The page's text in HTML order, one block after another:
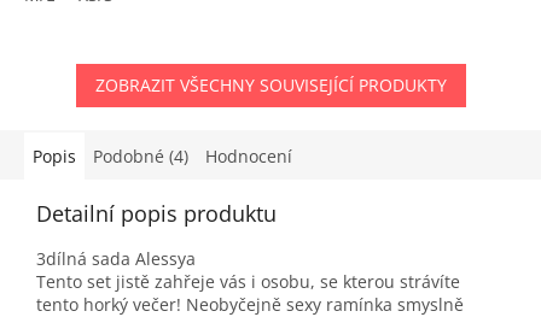
ZOBRAZIT VŠECHNY SOUVISEJÍCÍ PRODUKTY
Popis Podobné (4) Hodnocení
Detailní popis produktu
3dílná sada Alessya
Tento set jistě zahřeje vás i osobu, se kterou strávíte
tento horký večer! Neobyčejně sexy ramínka smyslně